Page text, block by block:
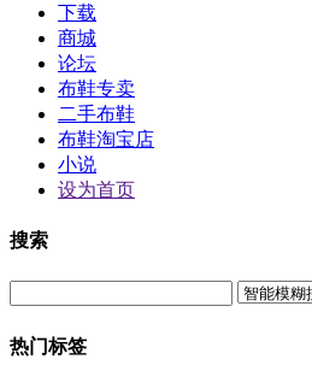
下载
商城
论坛
布鞋专卖
二手布鞋
布鞋淘宝店
小说
设为首页
搜索
热门标签